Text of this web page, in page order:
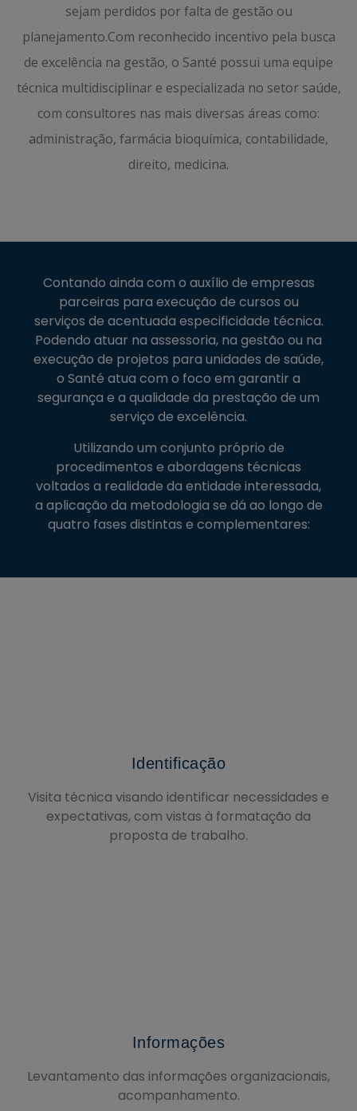
sejam perdidos por falta de gestão ou
planejamento.Com reconhecido incentivo pela busca
de excelência na gestão, o Santé possui uma equipe
técnica multidisciplinar e especializada no setor saúde,
com consultores nas mais diversas áreas como:
administração, farmácia bioquímica, contabilidade,
direito, medicina.
Contando ainda com o auxílio de empresas
parceiras para execução de cursos ou
serviços de acentuada especificidade técnica.
Podendo atuar na assessoria, na gestão ou na
execução de projetos para unidades de saúde,
o Santé atua com o foco em garantir a
segurança e a qualidade da prestação de um
serviço de excelência.
Utilizando um conjunto próprio de
procedimentos e abordagens técnicas
voltados a realidade da entidade interessada,
a aplicação da metodologia se dá ao longo de
quatro fases distintas e complementares:
Identificação
Visita técnica visando identificar necessidades e
expectativas, com vistas à formatação da
proposta de trabalho.
Informações
Levantamento das informações organizacionais,
acompanhamento.